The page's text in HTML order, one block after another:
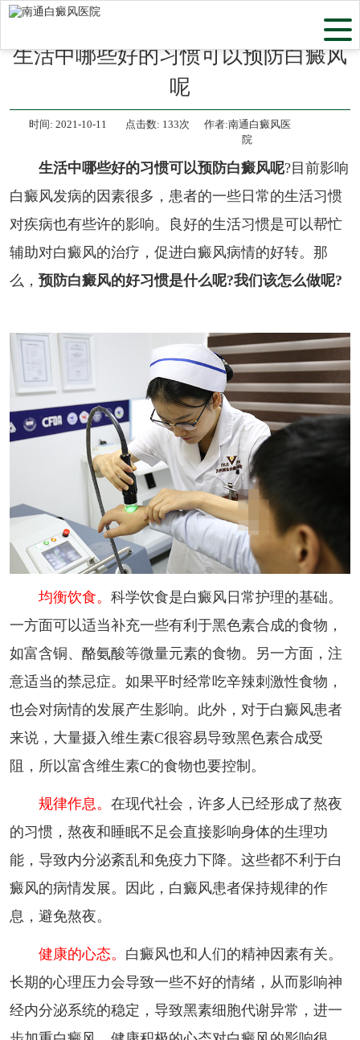
生活中哪些好的习惯可以预防白癜风
呢
时间: 2021-10-11 点击数: 133次
作者:南通白癜风医
院
生活中哪些好的习惯可以预防白癜风呢?目前影响
白癜风发病的因素很多，患者的一些日常的生活习惯
对疾病也有些许的影响。良好的生活习惯是可以帮忙
辅助对白癜风的治疗，促进白癜风病情的好转。那
么， 预防白癜风的好习惯是什么呢?我们该怎么做呢?
均衡饮食。 科学饮食是白癜风日常护理的基础。
一方面可以适当补充一些有利于黑色素合成的食物，
如富含铜、酪氨酸等微量元素的食物。另一方面，注
意适当的禁忌症。如果平时经常吃辛辣刺激性食物，
也会对病情的发展产生影响。此外，对于白癜风患者
来说，大量摄入维生素C很容易导致黑色素合成受
阻，所以富含维生素C的食物也要控制。
规律作息。 在现代社会，许多人已经形成了熬夜
的习惯，熬夜和睡眠不足会直接影响身体的生理功
能，导致内分泌紊乱和免疫力下降。这些都不利于白
癜风的病情发展。因此，白癜风患者保持规律的作
息，避免熬夜。
健康的心态。 白癜风也和人们的精神因素有关。
长期的心理压力会导致一些不好的情绪，从而影响神
经内分泌系统的稳定，导致黑素细胞代谢异常，进一